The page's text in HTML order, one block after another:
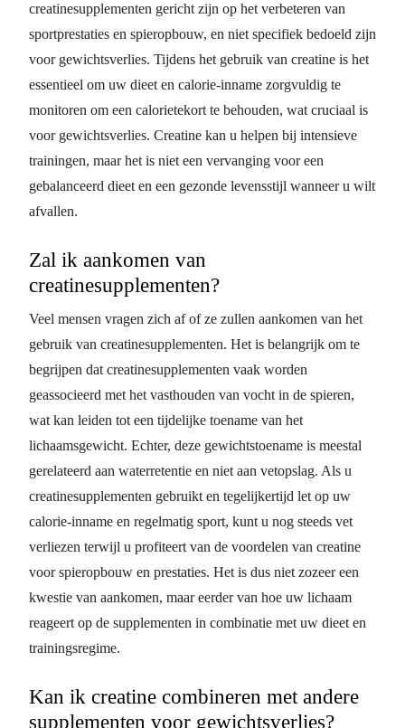
creatinesupplementen gericht zijn op het verbeteren van
sportprestaties en spieropbouw, en niet specifiek bedoeld zijn
voor gewichtsverlies. Tijdens het gebruik van creatine is het
essentieel om uw dieet en calorie-inname zorgvuldig te
monitoren om een calorietekort te behouden, wat cruciaal is
voor gewichtsverlies. Creatine kan u helpen bij intensieve
trainingen, maar het is niet een vervanging voor een
gebalanceerd dieet en een gezonde levensstijl wanneer u wilt
afvallen.
Zal ik aankomen van
creatinesupplementen?
Veel mensen vragen zich af of ze zullen aankomen van het
gebruik van creatinesupplementen. Het is belangrijk om te
begrijpen dat creatinesupplementen vaak worden
geassocieerd met het vasthouden van vocht in de spieren,
wat kan leiden tot een tijdelijke toename van het
lichaamsgewicht. Echter, deze gewichtstoename is meestal
gerelateerd aan waterretentie en niet aan vetopslag. Als u
creatinesupplementen gebruikt en tegelijkertijd let op uw
calorie-inname en regelmatig sport, kunt u nog steeds vet
verliezen terwijl u profiteert van de voordelen van creatine
voor spieropbouw en prestaties. Het is dus niet zozeer een
kwestie van aankomen, maar eerder van hoe uw lichaam
reageert op de supplementen in combinatie met uw dieet en
trainingsregime.
Kan ik creatine combineren met andere
supplementen voor gewichtsverlies?